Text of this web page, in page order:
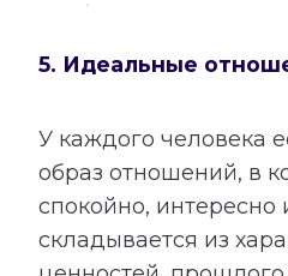
5. Идеальные
У каждого человека
образ отношений, в
спокойно,
складывается из